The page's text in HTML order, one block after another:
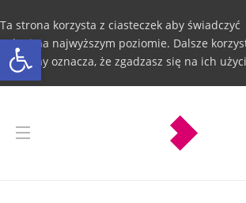
Otwórz pasek narzędzi
Ta strona korzysta z ciasteczek aby świadczyć
usługi na najwyższym poziomie. Dalsze
ze strony oznacza, że zgadzasz się na ich